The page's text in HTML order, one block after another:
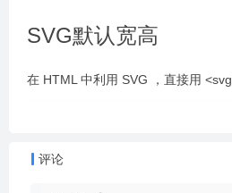
SVG默认宽高
在 HTML 中利用 SVG ，直接用
评论